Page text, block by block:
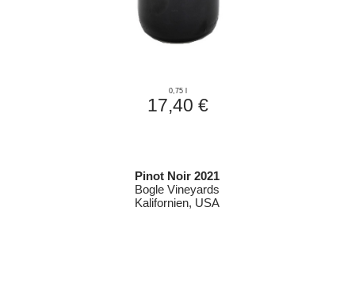
0,75 l
17,40 €
Pinot Noir 2021
Bogle Vineyards
Kalifornien, USA